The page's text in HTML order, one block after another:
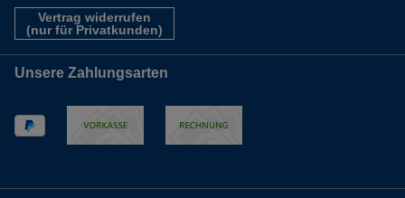
Vertrag widerrufen
(nur für Privatkunden)
Unsere Zahlungsarten